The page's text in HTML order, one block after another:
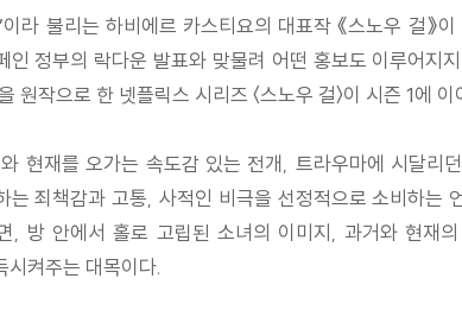
이라 불리는 하비에르 카스티요의 대표작 《스노우 걸
인 정부의 락다운 발표와 맞물려 어떤 홍보도 이루어
원작으로 한 넷플릭스 시리즈 〈스노우 걸〉이 시즌 1에
와 현재를 오가는 속도감 있는 전개, 트라우마에 시달
는 죄책감과 고통, 사적인 비극을 선정적으로 소비하는
, 방 안에서 홀로 고립된 소녀의 이미지, 과거와 현재
시켜주는 대목이다.